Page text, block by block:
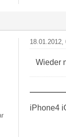
18.01.2012,
Wieder
iPhone4